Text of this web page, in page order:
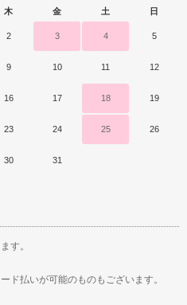
木 金 土 日
2 3 4 5
9 10 11 12
16 17 18 19
23 24 25 26
30 31
す。
ド払いが可能のものもございます。